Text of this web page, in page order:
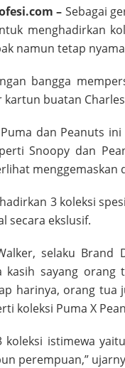
– Sebagai
menghadirkan
namun tetap
bangga
buatan
dan Peanuts
Snoopy dan
menggemaskan
3 koleksi
secara ekslusif.
selaku
kasih sayang orang
harinya, orang tua
koleksi Puma X
koleksi istimewa
perempuan,”